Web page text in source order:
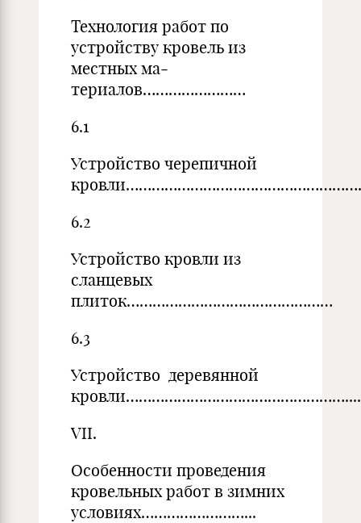
Технология работ по
устройству кровель из
местных ма­
териалов……………………
6.1
Устройство черепичной
6.2
Устройство кровли из
сланцевых
плиток…………………………………………
6.3
Устройство деревянной
VII.
Особенности проведения
кровельных работ в зимних
усло­виях……………………...